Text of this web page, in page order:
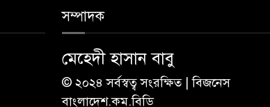
সম্পাদক
মেহেদী হাসান বাবু
© ২০২৪ সর্বস্বত্ব সংরক্ষিত | বিজনেস
বাংলাদেশ.কম.বিডি